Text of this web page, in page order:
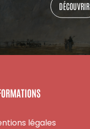
DÉCOUVRIR
légales